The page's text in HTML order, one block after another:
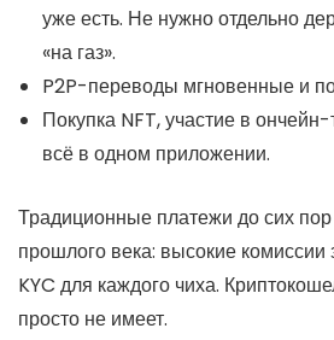
уже есть. Не нужно отдельно
«на газ».
P2P-переводы мгновенные и
Покупка NFT, участие в
всё в одном приложении.
Традиционные платежи до сих
прошлого века: высокие комиссии
KYC для каждого чиха.
просто не имеет.